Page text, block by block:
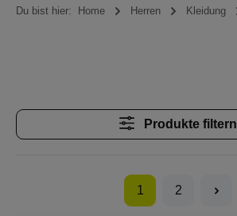
Du bist hier: Home Herren Kleidung
Produkte filtern
1 2